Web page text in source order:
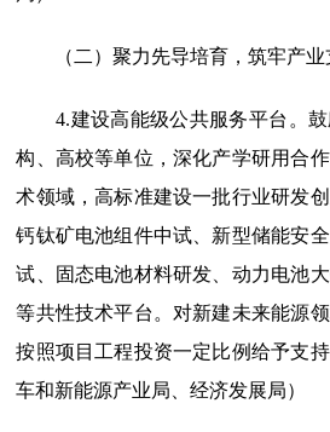
（二）聚力先导培育，筑牢产业
4.建设高能级公共服务平台。
构、高校等单位，深化产学研用合
术领域，高标准建设一批行业研发
钙钛矿电池组件中试、新型储能安
试、固态电池材料研发、动力电池
等共性技术平台。对新建未来能源
按照项目工程投资一定比例给予支
车和新能源产业局、经济发展局）